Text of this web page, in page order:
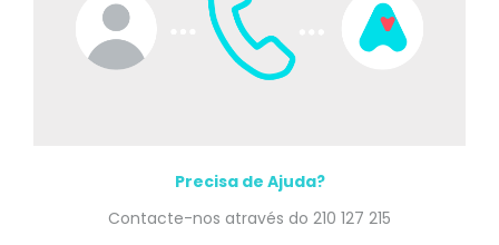
Precisa de Ajuda?
Contacte-nos através do 210 127 215